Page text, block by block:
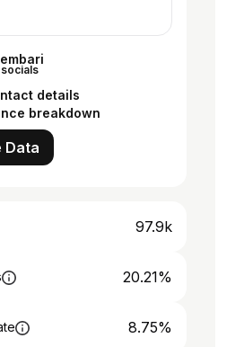
details
breakdown
Data
97.9k
20.21%
8.75%